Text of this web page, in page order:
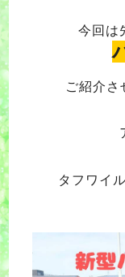
今回は
ご紹介さ
タフワイ